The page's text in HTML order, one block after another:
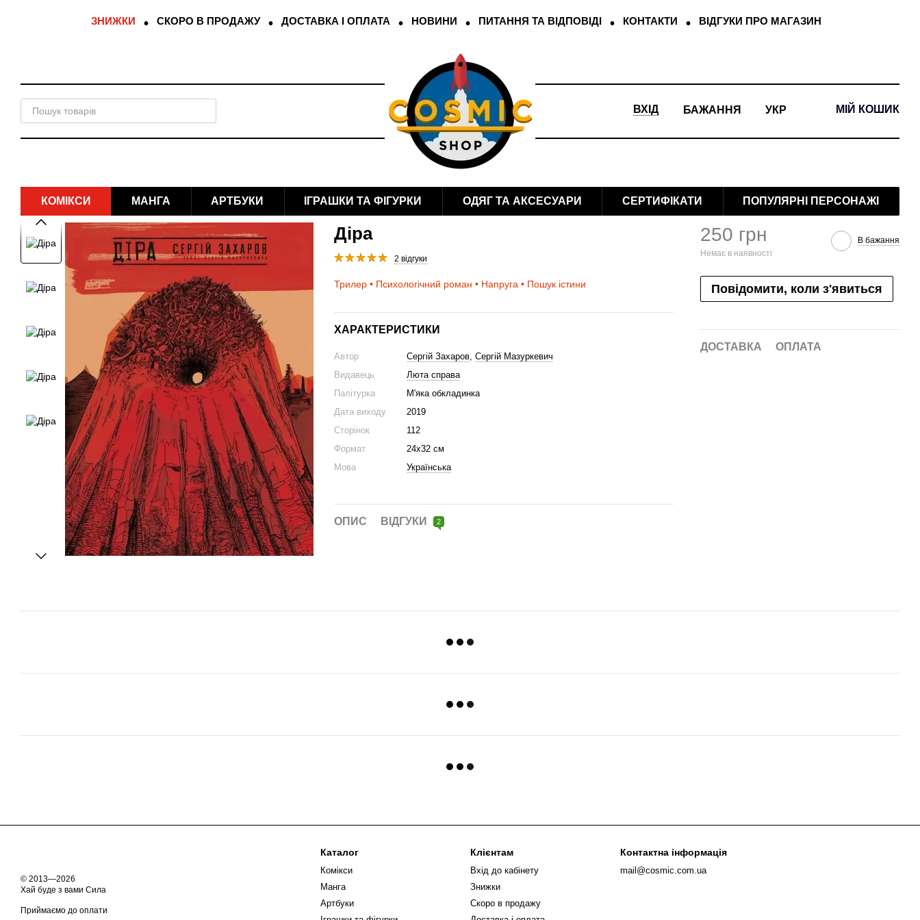
ЗНИЖКИ СКОРО В ПРОДАЖУ ДОСТАВКА І ОПЛАТА НОВИНИ ПИТАННЯ ТА ВІДПОВІДІ КОНТАКТИ ВІДГУКИ ПРО МАГАЗИН
ВХІД БАЖАННЯ УКР МІЙ КОШИК
КОМІКСИ МАНГА АРТБУКИ ІГРАШКИ ТА ФІГУРКИ ОДЯГ ТА АКСЕСУАРИ СЕРТИФІКАТИ ПОПУЛЯРНІ ПЕРСОНАЖІ
Діра
2 відгуки
Трилер • Психологічний роман • Напруга • Пошук істини
ХАРАКТЕРИСТИКИ
Автор Сергій Захаров, Сергій Мазуркевич
Видавець
Люта справа
Палітурка
М'яка обкладинка
Дата виходу
2019
Сторінок
112
Формат
24x32 см
Мова
Українська
ОПИС ВІДГУКИ 2
250 грн
Немає в наявності
В бажання
Повідомити, коли з'явиться
ДОСТАВКА ОПЛАТА
© 2013—2026
Хай буде з вами Сила
Приймаємо до оплати
Каталог
Комікси
Манга
Артбуки
Клієнтам
Вхід до кабінету
Знижки
Скоро в продажу
Контактна інформація
mail@cosmic.com.ua